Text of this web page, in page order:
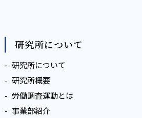
研究所について
研究所について
研究所概要
労働調査運動とは
事業部紹介